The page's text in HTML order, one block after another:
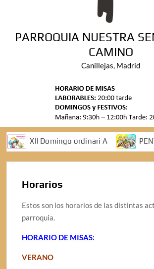
PARROQUIA NUESTRA
CAMINO
Canillejas, Madrid
XII Domingo ordinari A
2 Domingo de pascua A
5 Domingo cuaresma ciclo A
3 DOMINGO DE CUARESMA A
Horarios
Estos son los horarios de las distintas
parroquia.
HORARIO DE MISAS:
VERANO